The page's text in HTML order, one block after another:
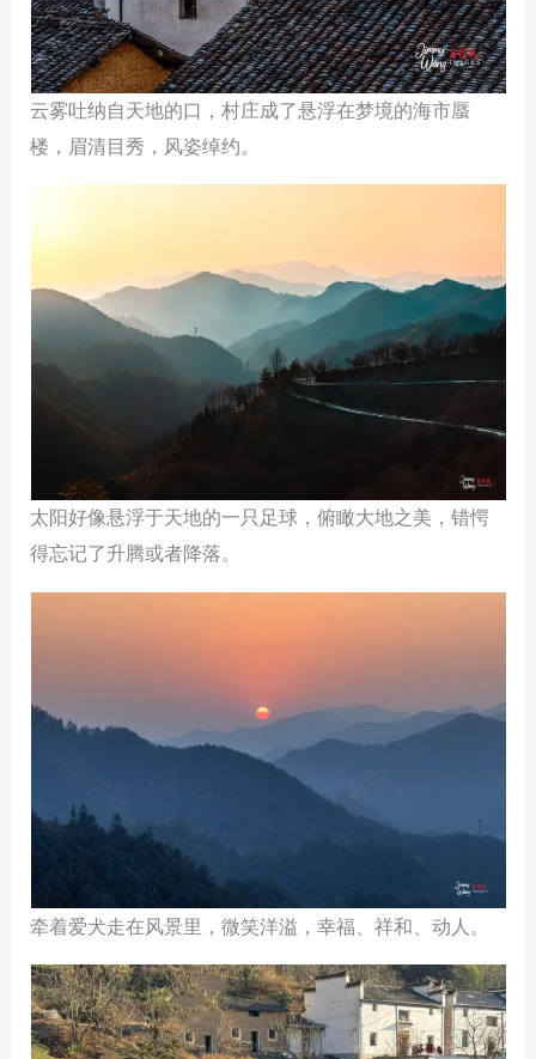
云雾吐纳自天地的口，村庄成了悬浮在梦境的海市蜃
楼，眉清目秀，风姿绰约。
太阳好像悬浮于天地的一只足球，俯瞰大地之美，错愕
得忘记了升腾或者降落。
牵着爱犬走在风景里，微笑洋溢，幸福、祥和、动人。